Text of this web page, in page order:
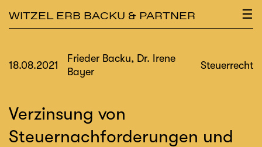
WITZEL ERB BACKU & PARTNER ☰
×
18.08.2021
Frieder Backu, Dr. Irene
Bayer
Steuerrecht
Verzinsung von
Steuernachforderungen und